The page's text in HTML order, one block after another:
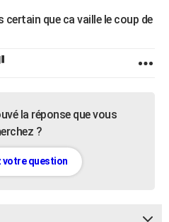
que ca vaille le coup de
la réponse que vous
?
votre question